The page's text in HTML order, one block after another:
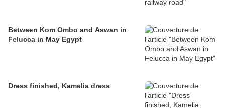
Between Kom Ombo and Aswan in
Felucca in May Egypt
Dress finished, Kamelia dress